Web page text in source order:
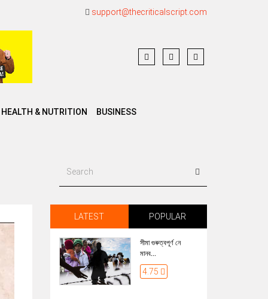
support@thecriticalscript.com
HEALTH & NUTRITION BUSINESS
LATEST POPULAR
সীমা গুৰুত্বপূৰ্ণ নে
মানব...
4.75